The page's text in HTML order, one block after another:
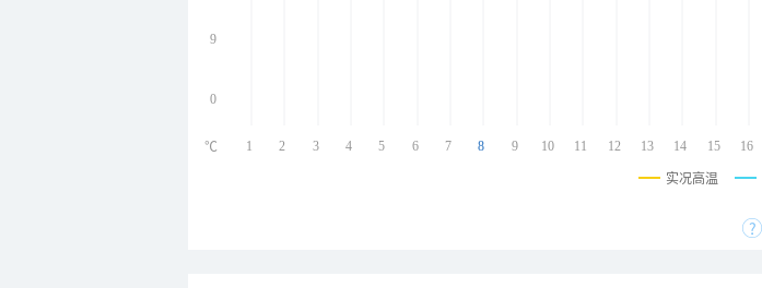
9
0
1 2 3 4 5 6 7 8 9 10 11 12 13 14 15 16
℃
实况高温